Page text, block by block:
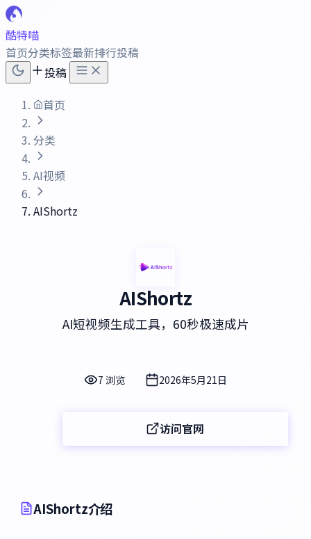
酷特喵
首页分类标签最新排行投稿
投稿
首页
分类
AI视频
AIShortz
AIShortz
AI短视频生成工具，60秒极速成片
7 浏览 2026年5月21日
访问官网
AIShortz介绍